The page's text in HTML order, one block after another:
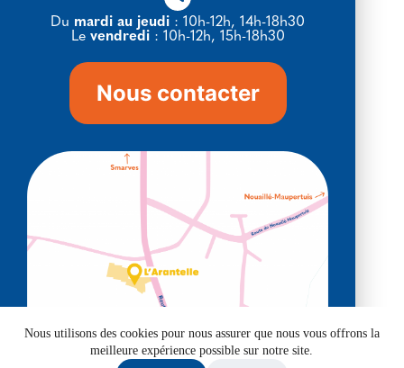
Nous utilisons des cookies pour nous assurer que nous vous offrons la
meilleure expérience possible sur notre site.
Du mardi au jeudi : 10h-12h, 14h-18h30
Le vendredi: 10h-12h, 15h-18h30
Nous contacter